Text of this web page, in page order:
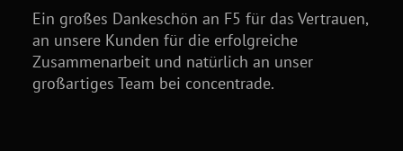
Ein großes Dankeschön an F5 für das Vertrauen,
an unsere Kunden für die erfolgreiche
Zusammenarbeit und natürlich an unser
großartiges Team bei concentrade.